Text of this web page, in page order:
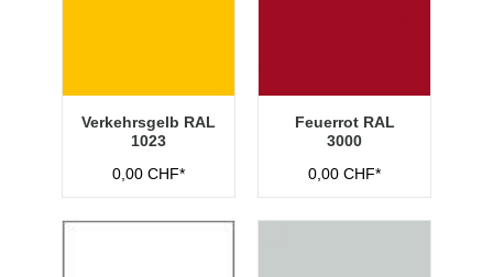
Verkehrsgelb RAL
1023
0,00 CHF*
Feuerrot RAL
3000
0,00 CHF*